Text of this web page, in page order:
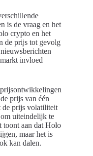
is de vraag en het
crypto en het
de prijs tot gevolg
invloed
prijs van één
de prijs volatiliteit
uiteindelijk te
toont aan dat Holo
maar het is
kan dalen.